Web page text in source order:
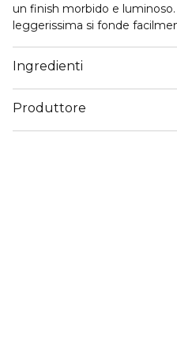
un finish morbido e
leggerissima si fonde
sottili perle luminose, questo
carnagione con una radiosità
per l’uso quotidiano o per le
preferisca un delicato tocco
Ingredienti
Produttore